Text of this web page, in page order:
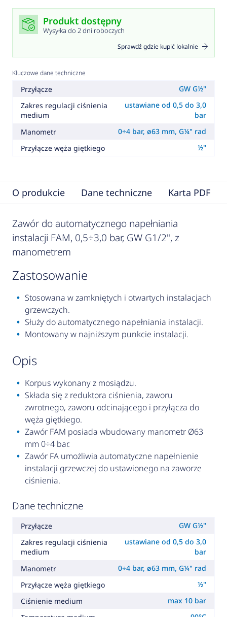
Produkt dostępny
Wysyłka do 2 dni roboczych
Sprawdź gdzie kupić lokalnie
Kluczowe dane techniczne
Przyłącze
GW G½"
Zakres regulacji ciśnienia
medium
ustawiane od 0,5 do 3,0
bar
Manometr
0÷4 bar, ø63 mm, G¼" rad
Przyłącze węża giętkiego
½"
O produkcie Dane techniczne Karta PDF
Zawór do automatycznego napełniania
instalacji FAM, 0,5÷3,0 bar, GW G1/2", z
manometrem
zastosowanie
Stosowana w zamkniętych i otwartych instalacjach
grzewczych.
Służy do automatycznego napełniania instalacji.
Montowany w najniższym punkcie instalacji.
opis
Korpus wykonany z mosiądzu.
Składa się z reduktora ciśnienia, zaworu
zwrotnego, zaworu odcinającego i przyłącza do
węża giętkiego.
Zawór FAM posiada wbudowany manometr Ø63
mm 0÷4 bar.
Zawór FA umożliwia automatyczne napełnienie
instalacji grzewczej do ustawionego na zaworze
ciśnienia.
Dane techniczne
Przyłącze
GW G½"
Zakres regulacji ciśnienia
medium
ustawiane od 0,5 do 3,0
bar
Manometr
0÷4 bar, ø63 mm, G¼" rad
Przyłącze węża giętkiego
½"
Ciśnienie medium
max 10 bar